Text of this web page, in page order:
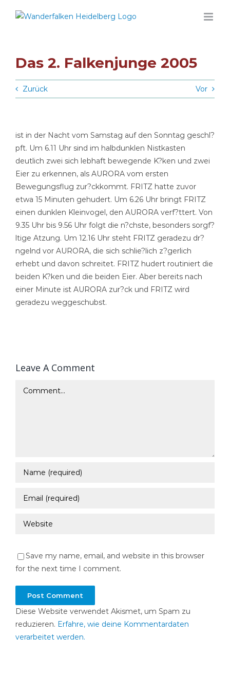
Inhalt
Das 2. Falkenjunge 2005
Zurück Vor
ist in der Nacht vom Samstag auf den Sonntag geschl?
pft. Um 6.11 Uhr sind im halbdunklen Nistkasten
deutlich zwei sich lebhaft bewegende K?ken und zwei
Eier zu erkennen, als AURORA vom ersten
Bewegungsflug zur?ckkommt. FRITZ hatte zuvor
etwa 15 Minuten gehudert. Um 6.26 Uhr bringt FRITZ
einen dunklen Kleinvogel, den AURORA verf?ttert. Von
9.35 Uhr bis 9.56 Uhr folgt die n?chste, besonders sorgf?
ltige Atzung. Um 12.16 Uhr steht FRITZ geradezu dr?
ngelnd vor AURORA, die sich schlie?lich z?gerlich
erhebt und davon schreitet. FRITZ hudert routiniert die
beiden K?ken und die beiden Eier. Aber bereits nach
einer Minute ist AURORA zur?ck und FRITZ wird
geradezu weggeschubst.
Leave A Comment
Comment
Save my name, email, and website in this browser
for the next time I comment.
Diese Website verwendet Akismet, um Spam zu
reduzieren. Erfahre, wie deine Kommentardaten
verarbeitet werden.